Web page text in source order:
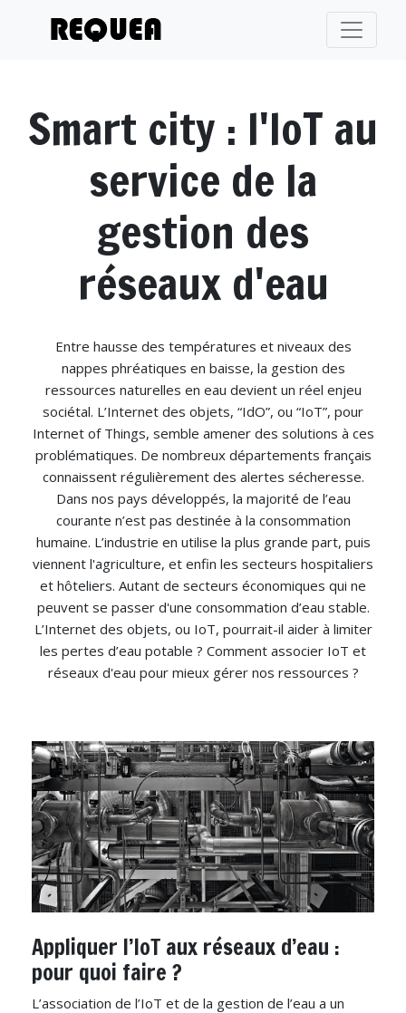
Smart city : l'IoT au
service de la
gestion des
réseaux d'eau
Entre hausse des températures et niveaux des
nappes phréatiques en baisse, la gestion des
ressources naturelles en eau devient un réel enjeu
sociétal. L’Internet des objets, “IdO”, ou “IoT”, pour
Internet of Things, semble amener des solutions à ces
problématiques. De nombreux départements français
connaissent régulièrement des alertes sécheresse.
Dans nos pays développés, la majorité de l’eau
courante n’est pas destinée à la consommation
humaine. L’industrie en utilise la plus grande part, puis
viennent l'agriculture, et enfin les secteurs hospitaliers
et hôteliers. Autant de secteurs économiques qui ne
peuvent se passer d'une consommation d’eau stable.
L’Internet des objets, ou IoT, pourrait-il aider à limiter
les pertes d’eau potable ? Comment associer IoT et
réseaux d'eau pour mieux gérer nos ressources ?
Appliquer l’IoT aux réseaux d’eau :
pour quoi faire ?
L’association de l’IoT et de la gestion de l’eau a un